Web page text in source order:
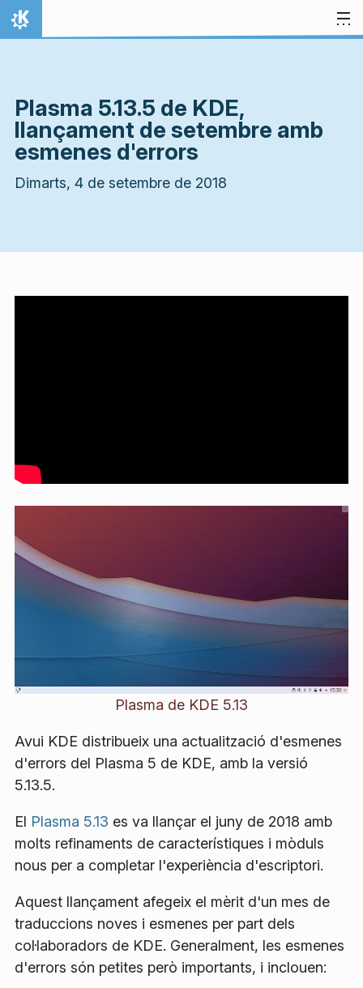
Salta al contingut
Inici
Plasma 5.13.5 de KDE,
llançament de setembre amb
esmenes d'errors
Dimarts, 4 de setembre de 2018
Plasma de KDE 5.13
Avui KDE distribueix una actualització d'esmenes
d'errors del Plasma 5 de KDE, amb la versió
5.13.5.
El Plasma 5.13 es va llançar el juny de 2018 amb
molts refinaments de característiques i mòduls
nous per a completar l'experiència d'escriptori.
Aquest llançament afegeix el mèrit d'un mes de
traduccions noves i esmenes per part dels
col·laboradors de KDE. Generalment, les esmenes
d'errors són petites però importants, i inclouen: